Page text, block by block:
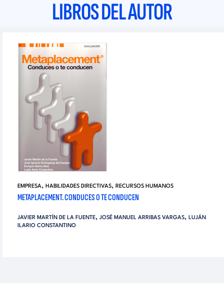
LIBROS DEL AUTOR
EMPRESA, HABILIDADES DIRECTIVAS, RECURSOS HUMANOS
METAPLACEMENT. CONDUCES O TE CONDUCEN
JAVIER MARTÍN DE LA FUENTE, JOSÉ MANUEL ARRIBAS VARGAS, LUJÁN
ILARIO CONSTANTINO